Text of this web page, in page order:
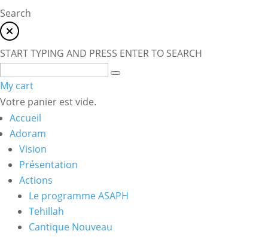
Search
START TYPING AND PRESS ENTER TO SEARCH
My cart
Votre panier est vide.
Accueil
Adoram
Vision
Présentation
Actions
Le programme ASAPH
Tehillah
Cantique Nouveau